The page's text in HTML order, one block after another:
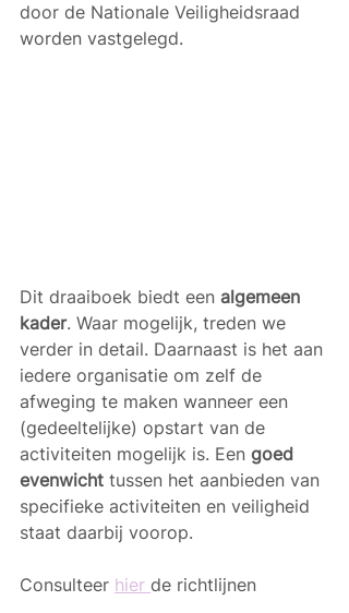
door de Nationale Veiligheidsraad
worden vastgelegd.
Dit draaiboek biedt een algemeen
kader. Waar mogelijk, treden we
verder in detail. Daarnaast is het aan
iedere organisatie om zelf de
afweging te maken wanneer een
(gedeeltelijke) opstart van de
activiteiten mogelijk is. Een goed
evenwicht tussen het aanbieden van
specifieke activiteiten en veiligheid
staat daarbij voorop.
Consulteer hier de richtlijnen